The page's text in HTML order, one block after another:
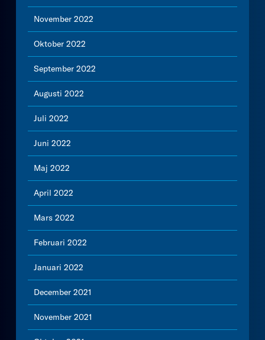
November 2022
Oktober 2022
September 2022
Augusti 2022
Juli 2022
Juni 2022
Maj 2022
April 2022
Mars 2022
Februari 2022
Januari 2022
December 2021
November 2021